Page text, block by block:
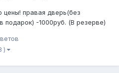
цены! правая дверь(без
подарок) -1000руб. (В резерве)
центральный тоннель(цвет:
крышка багажника(в сборе
)